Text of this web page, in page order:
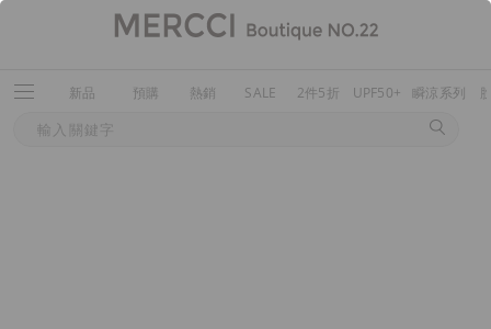
新品 預購 熱銷 SALE 2件5折 UPF50+ 瞬涼系列